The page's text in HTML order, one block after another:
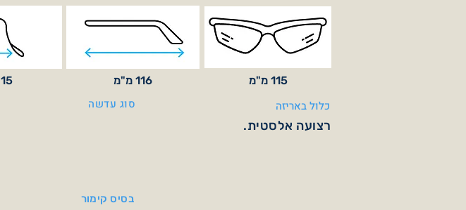
15 מ"מ 116 מ"מ 115 מ"מ
סוג עדשה
כלול באריזה
רצועה אלסטית.
בסיס קימור